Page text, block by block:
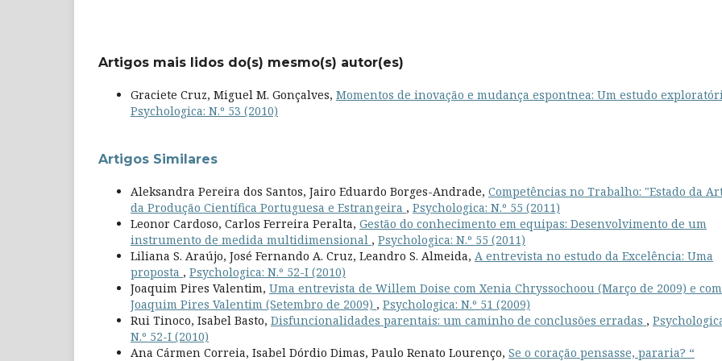
Artigos mais lidos do(s) mesmo(s) autor(es)
Graciete Cruz, Miguel M. Gonçalves, Momentos de inovação e mudança espontnea: Um estudo
Psychologica: N.º 53 (2010)
Artigos Similares
Aleksandra Pereira dos Santos, Jairo Eduardo Borges-Andrade, Competências no Trabalho: "Estado da
da Produção Científica Portuguesa e Estrangeira , Psychologica: N.º 55 (2011)
Leonor Cardoso, Carlos Ferreira Peralta, Gestão do conhecimento em equipas: Desenvolvimento de um
instrumento de medida multidimensional , Psychologica: N.º 55 (2011)
Liliana S. Araújo, José Fernando A. Cruz, Leandro S. Almeida, A entrevista no estudo da Excelência: Uma
proposta , Psychologica: N.º 52-I (2010)
Joaquim Pires Valentim, Uma entrevista de Willem Doise com Xenia Chryssochoou (Março de 2009) e com
Joaquim Pires Valentim (Setembro de 2009) , Psychologica: N.º 51 (2009)
Rui Tinoco, Isabel Basto, Disfuncionalidades parentais: um caminho de conclusões erradas ,
N.º 52-I (2010)
Ana Cármen Correia, Isabel Dórdio Dimas, Paulo Renato Lourenço, Se o coração pensasse, pararia? “